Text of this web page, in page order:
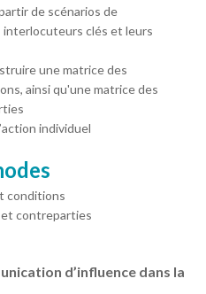
de scénarios de
clés et leurs
une matrice des
ainsi qu'une matrice des
individuel
conditions
contreparties
d’influence dans la